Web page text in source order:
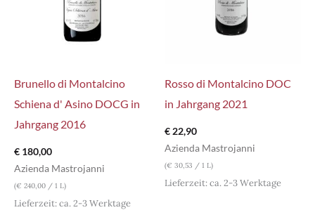
Brunello di Montalcino
Schiena d' Asino DOCG in
Jahrgang 2016
€ 180,00
Azienda Mastrojanni
(€ 240,00 / 1 L)
Lieferzeit: ca. 2-3 Werktage
Rosso di Montalcino DOC
in Jahrgang 2021
€ 22,90
Azienda Mastrojanni
(€ 30,53 / 1 L)
Lieferzeit: ca. 2-3 Werktage